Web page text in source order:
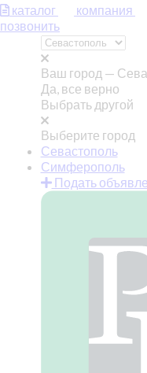
каталог компания
позвонить
Ваш город —
Да, все верно
Выбрать другой
Выберите город
Севастополь
Симферополь
Подать